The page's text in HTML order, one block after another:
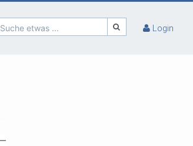
Suche etwas ... Login